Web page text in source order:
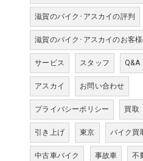
滋賀のバイク･アスカイの評判
滋賀のバイク･アスカイのお客
サービス スタッフ Q&A
アスカイ お問い合わせ
プライバシーポリシー 買取
引き上げ 東京 バイク買
中古車バイク 事故車 不